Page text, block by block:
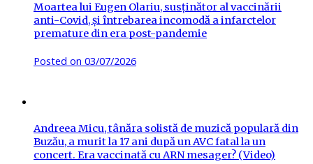
Moartea lui Eugen Olariu, susținător al vaccinării
anti-Covid, și întrebarea incomodă a infarctelor
premature din era post-pandemie
Posted on 03/07/2026
Andreea Micu, tânăra solistă de muzică populară din
Buzău, a murit la 17 ani după un AVC fatal la un
concert. Era vaccinată cu ARN mesager? (Video)